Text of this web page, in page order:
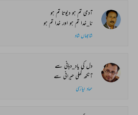
آدمی تم ہو دیوتا تم ہو
نا_خدا تم ہو اور خدا تم ہو
شاہجہاں شاد
دل کی یاد_دہانی سے
آنکھ کھلی حیرانی سے
حماد نیازی